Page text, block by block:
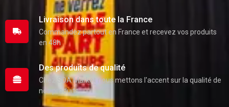
Livraison dans toute la France
Commandez partout en France et recevez vos produits
en 48h
Des produits de qualité
Chez SDA Market nous mettons l'accent sur la qualité de
nos produits